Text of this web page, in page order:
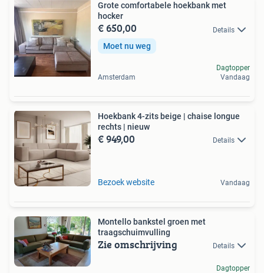
Grote comfortabele hoekbank met
hocker
€ 650,00 Details
Moet nu weg
Amsterdam
Dagtopper
Vandaag
Hoekbank 4-zits beige | chaise longue
rechts | nieuw
€ 949,00 Details
Bezoek website Vandaag
Montello bankstel groen met
traagschuimvulling
Zie omschrijving Details
Dagtopper